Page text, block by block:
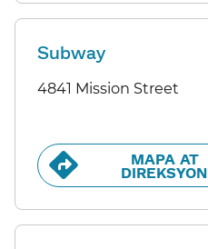
Subway
4841 Mission Street
MAPA AT
DIREKSYON​​